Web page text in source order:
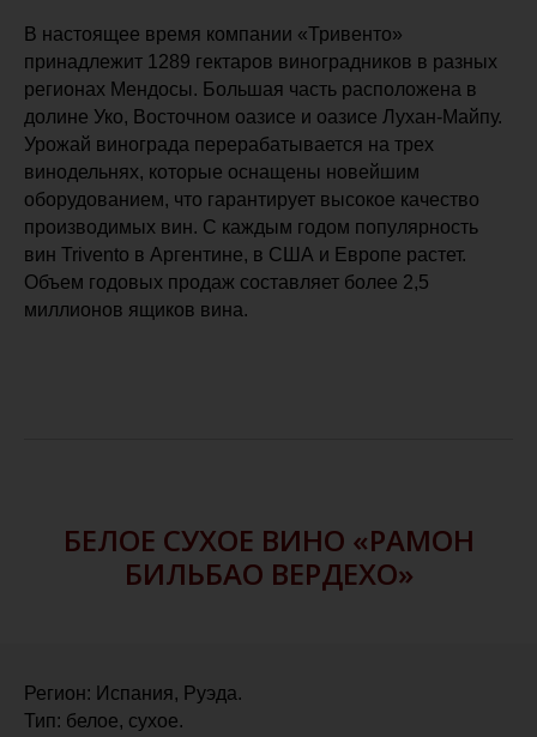
В настоящее время компании «Тривенто»
принадлежит 1289 гектаров виноградников в разных
регионах Мендосы. Большая часть расположена в
долине Уко, Восточном оазисе и оазисе Лухан-Майпу.
Урожай винограда перерабатывается на трех
винодельнях, которые оснащены новейшим
оборудованием, что гарантирует высокое качество
производимых вин. С каждым годом популярность
вин Trivento в Аргентине, в США и Европе растет.
Объем годовых продаж составляет более 2,5
миллионов ящиков вина.
БЕЛОЕ СУХОЕ ВИНО «РАМОН
БИЛЬБАО ВЕРДЕХО»
Регион: Испания, Руэда.
Тип: белое, сухое.